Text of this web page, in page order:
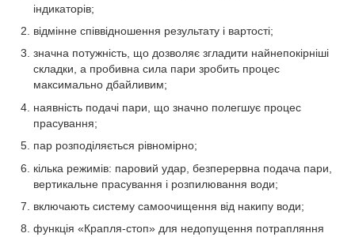
індикаторів;
відмінне співвідношення результату і вартості;
значна потужність, що дозволяє згладити найнепокірніші
складки, а пробивна сила пари зробить процес
максимально дбайливим;
наявність подачі пари, що значно полегшує процес
прасування;
пар розподіляється рівномірно;
кілька режимів: паровий удар, безперервна подача пари,
вертикальне прасування і розпилювання води;
включають систему самоочищення від накипу води;
функція «Крапля-стоп» для недопущення потрапляння